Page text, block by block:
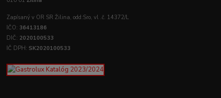
Zapísaný v OR SR Žilina, odd:Sro, vl .č. 14372/L
IČO: 36413186
DIČ: 2020100533
IČ DPH: SK2020100533